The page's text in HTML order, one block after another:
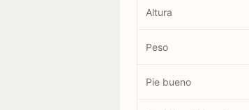
Altura
Peso
Pie bueno